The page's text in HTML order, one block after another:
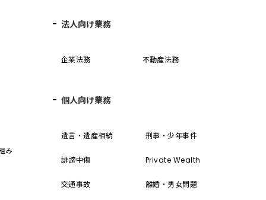
み
法人向け業務
企業法務 不動産法務
個人向け業務
遺言・遺産相続 刑事・少年事件
誹謗中傷 Private Wealth
交通事故 離婚・男女問題